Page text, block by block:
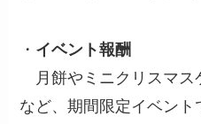
・ イベント報酬
月餅やミニクリスマス
など、期間限定イベント